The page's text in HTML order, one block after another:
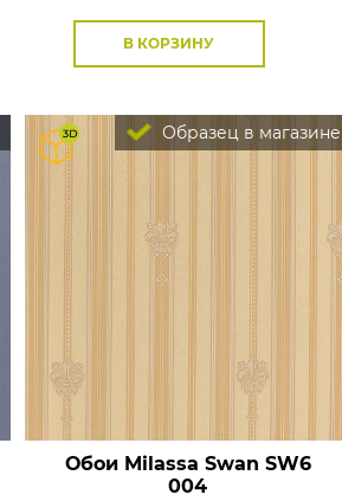
В КОРЗИНУ
Образец в магазине
Обои Milassa Swan SW6
004